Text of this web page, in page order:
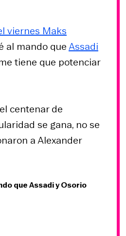
viernes Maks
al mando queAssadi
tiene que potenciar
centenar de
se gana, no se
a Alexander
que Assadi y Osorio